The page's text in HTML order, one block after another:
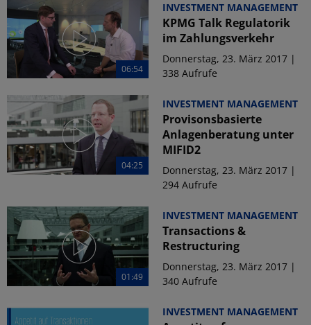
06:54
INVESTMENT MANAGEMENT
KPMG Talk Regulatorik
im Zahlungsverkehr
Donnerstag, 23. März 2017 |
338 Aufrufe
04:25
INVESTMENT MANAGEMENT
Provisonsbasierte
Anlagenberatung unter
MIFID2
Donnerstag, 23. März 2017 |
294 Aufrufe
01:49
INVESTMENT MANAGEMENT
Transactions &
Restructuring
Donnerstag, 23. März 2017 |
340 Aufrufe
INVESTMENT MANAGEMENT